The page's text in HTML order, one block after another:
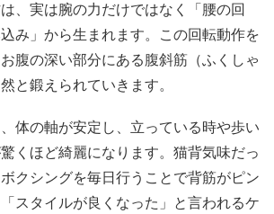
、実は腕の力だけではなく「腰の回
み」から生まれます。この回転動作を
腹の深い部分にある腹斜筋（ふくしゃ
と鍛えられていきます。
体の軸が安定し、立っている時や歩い
くほど綺麗になります。猫背気味だっ
クシングを毎日行うことで背筋がピン
スタイルが良くなった」と言われるケ